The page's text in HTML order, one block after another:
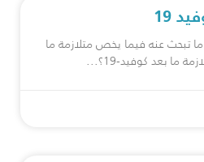
19
تبحث عنه فيما يخص متلازمة ما